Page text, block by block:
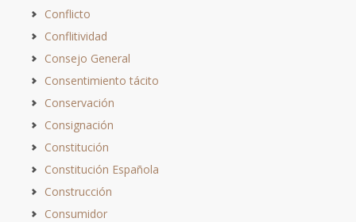
Conflicto
Conflitividad
Consejo General
Consentimiento tácito
Conservación
Consignación
Constitución
Constitución Española
Construcción
Consumidor